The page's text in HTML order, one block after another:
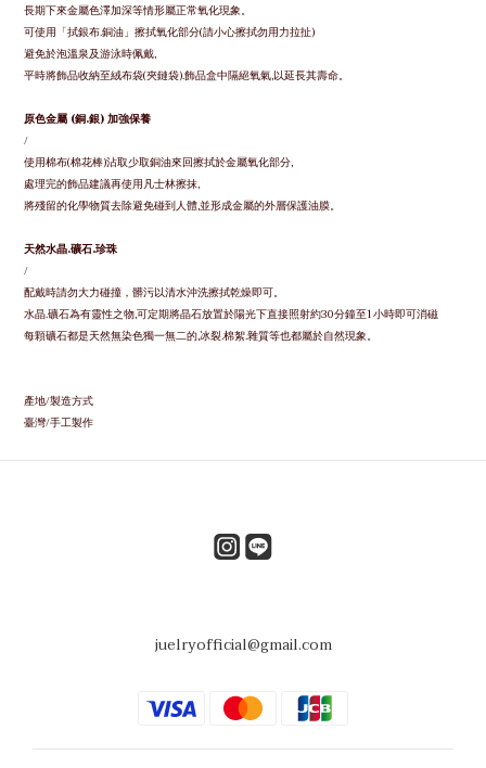
長期下來金屬色澤加深等情形屬正常氧化現象。
可使用「拭銀布.銅油」擦拭氧化部分(請小心擦拭勿用力拉扯)
避免於泡溫泉及游泳時佩戴,
平時將飾品收納至絨布袋(夾鏈袋).飾品盒中隔絕氧氣,以延長其壽命。
原色金屬 (銅.銀) 加強保養
/
使用棉布(棉花棒)沾取少取銅油來回擦拭於金屬氧化部分,
處理完的飾品建議再使用凡士林擦抹,
將殘留的化學物質去除避免碰到人體,並形成金屬的外層保護油膜。
天然水晶.礦石.珍珠
/
配戴時請勿大力碰撞， 髒污以清水沖洗擦拭乾燥即可。
水晶.礦石為有靈性之物,可定期將晶石放置於陽光下直接照射約30分鐘至1小時即可消磁
每顆礦石都是天然無染色獨一無二的,冰裂.棉絮.雜質等也都屬於自然現象。
產地/製造方式
臺灣/手工製作
juelryofficial@gmail.com